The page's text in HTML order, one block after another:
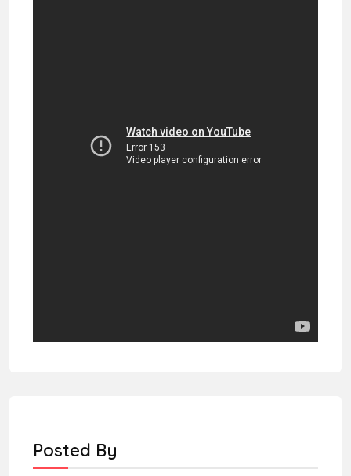
Posted By